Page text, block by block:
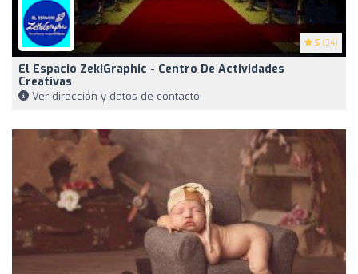
5 (34)
El Espacio ZekiGraphic - Centro De Actividades
Creativas
Ver dirección y datos de contacto